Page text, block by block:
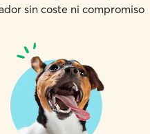
sin coste ni compromiso